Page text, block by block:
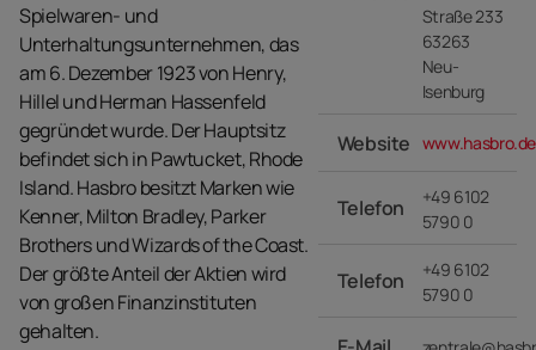
Spielwaren- und
Unterhaltungsunternehmen, das
am 6. Dezember 1923 von Henry,
Hillel und Herman Hassenfeld
gegründet wurde. Der Hauptsitz
befindet sich in Pawtucket, Rhode
Island. Hasbro besitzt Marken wie
Kenner, Milton Bradley, Parker
Brothers und Wizards of the Coast.
Der größte Anteil der Aktien wird
von großen Finanzinstituten
gehalten.
Straße 233
63263
Neu-
Isenburg
Website www.hasbro.de
Telefon
+49 6102
5790 0
Telefon
+49 6102
5790 0